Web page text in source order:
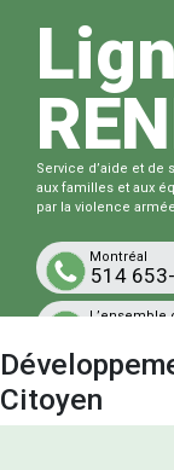
Service d’aide et de
aux familles et aux
par la violence armée
Montréal
514
L’ensemble
Gratuit et
Citoyen